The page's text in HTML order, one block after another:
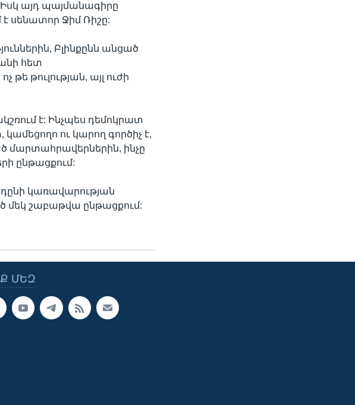
այդ պայմանագիրը
սենատոր Ջիմ Ռիշը:
Բլինքընն անցած
հետ
թուլության, այլ ուժի
է: Ինչպես դեմոկրատ
ու կարող գործիչ է,
մարտահրավերներին, ինչը
ընթացքում:
կառավարության
մեկ շաբաթվա ընթացքում:
ՄԵԶ